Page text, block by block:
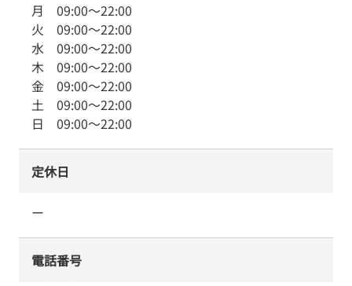
月 09:00～22:00
火 09:00～22:00
水 09:00～22:00
木 09:00～22:00
金 09:00～22:00
土 09:00～22:00
日 09:00～22:00
定休日
ー
電話番号